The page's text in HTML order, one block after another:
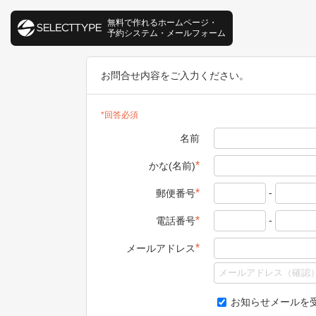
お問合せ内容をご入力ください。
*回答必須
名前
かな(名前)*
郵便番号* -
電話番号* -
メールアドレス*
お知らせメールを
無料で作れるホームページ・
予約システム・メールフォーム